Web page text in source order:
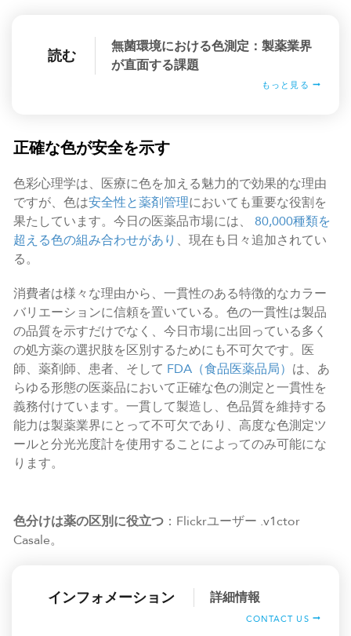
読む
無菌環境における色測定：製薬業界
が直面する課題
もっと見る
正確な色が安全を示す
色彩心理学は、医療に色を加える魅力的で効果的な理由
ですが、色は安全性と薬剤管理においても重要な役割を
果たしています。今日の医薬品市場には、
80,000種類を
超える色の組み合わせがあり 、現在も日々追加されてい
る。
消費者は様々な理由から、一貫性のある特徴的なカラー
バリエーションに信頼を置いている。色の一貫性は製品
の品質を示すだけでなく、今日市場に出回っている多く
の処方薬の選択肢を区別するためにも不可欠です。医
師、薬剤師、患者、そして FDA（食品医薬品局） は、あ
らゆる形態の医薬品において正確な色の測定と一貫性を
義務付けています。一貫して製造し、色品質を維持する
能力は製薬業界にとって不可欠であり、高度な色測定ツ
ールと分光光度計を使用することによってのみ可能にな
ります。
色分けは薬の区別に役立つ ：Flickrユーザー .v1ctor
Casale。
インフォメーション 詳細情報
CONTACT US